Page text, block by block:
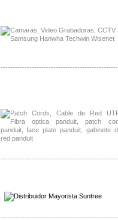
-------------------------------------------------
-------------------------------------------------
-------------------------------------------------